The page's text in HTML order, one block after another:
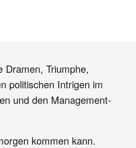
Dramen, Triumphe,
politischen Intrigen im
und den Management-
kommen kann.